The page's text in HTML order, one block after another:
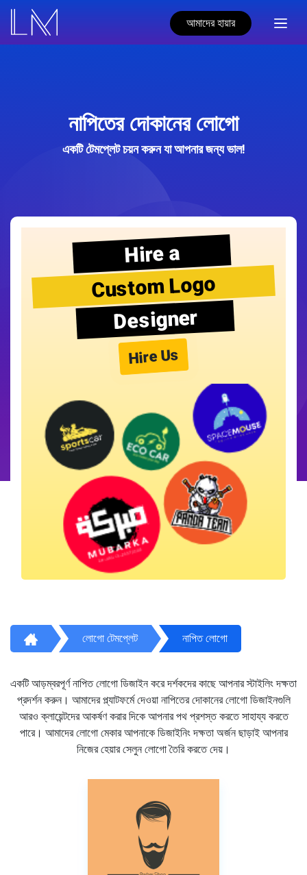
আমাদের হায়ার
নাপিতের দোকানের লোগো
একটি টেমপ্লেট চয়ন করুন যা আপনার জন্য ভাল!
Hire a
Custom Logo
Designer
Hire Us
লোগো টেমপ্লেট নাপিত লোগো
একটি আড়ম্বরপূর্ণ নাপিত লোগো ডিজাইন করে দর্শকদের কাছে আপনার স্টাইলিং দক্ষতা
প্রদর্শন করুন। আমাদের প্ল্যাটফর্মে দেওয়া নাপিতের দোকানের লোগো ডিজাইনগুলি
আরও ক্লায়েন্টদের আকর্ষণ করার দিকে আপনার পথ প্রশস্ত করতে সাহায্য করতে
পারে। আমাদের লোগো মেকার আপনাকে ডিজাইনিং দক্ষতা অর্জন ছাড়াই আপনার
নিজের হেয়ার সেলুন লোগো তৈরি করতে দেয়।